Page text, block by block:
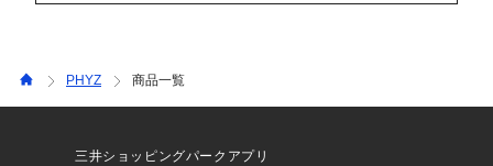
PHYZ 商品一覧
三井ショッピングパークアプリ